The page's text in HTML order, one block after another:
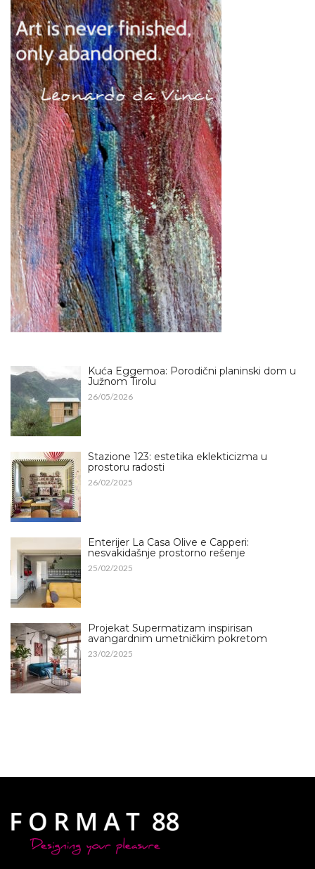
Kuća Eggemoa: Porodični planinski dom u
Južnom Tirolu
26/05/2026
Stazione 123: estetika eklekticizma u
prostoru radosti
26/02/2025
Enterijer La Casa Olive e Capperi:
nesvakidašnje prostorno rešenje
25/02/2025
Projekat Supermatizam inspirisan
avangardnim umetničkim pokretom
23/02/2025